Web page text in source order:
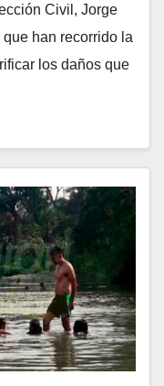
Civil, Jorge
han recorrido la
los daños que